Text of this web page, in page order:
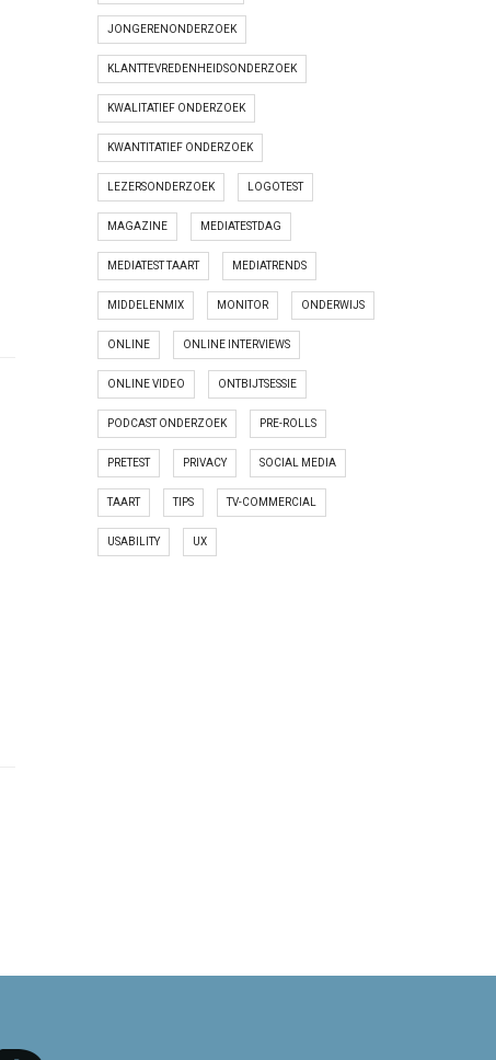
JONGERENONDERZOEK
KLANTTEVREDENHEIDSONDERZOEK
KWALITATIEF ONDERZOEK
KWANTITATIEF ONDERZOEK
LEZERSONDERZOEK LOGOTEST
MAGAZINE MEDIATESTDAG
MEDIATEST TAART MEDIATRENDS
MIDDELENMIX MONITOR ONDERWIJS
ONLINE ONLINE INTERVIEWS
ONLINE VIDEO ONTBIJTSESSIE
PODCAST ONDERZOEK PRE-ROLLS
PRETEST PRIVACY SOCIAL MEDIA
TAART TIPS TV-COMMERCIAL
USABILITY UX